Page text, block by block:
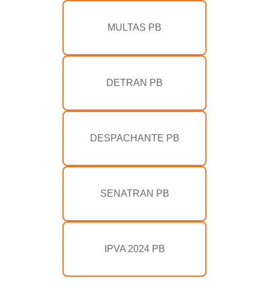
MULTAS PB
DETRAN PB
DESPACHANTE PB
SENATRAN PB
IPVA 2024 PB